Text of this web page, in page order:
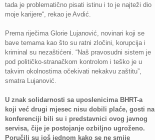
tada je problematično pisati istinu i to je najteži dio
moje karijere“, rekao je Avdić.
Prema riječima Glorie Lujanović, novinari koji se
bave temama kao što su ratni zločini, korupcija i
kriminal su nezaštićeni. “Naš pravosudni sistem je
pod političko-stranačkom kontrolom i teško je u
takvim okolnostima očekivati nekakvu zaštitu”,
smatra Lujanović.
U znak solidarnosti sa uposlenicima BHRT-a
koji već drugi mjesec nisu dobili plaće, gosti na
konferenciji bili su i predstavnici ovog javnog
servisa, čije je postojanje ozbiljno ugroženo.
Poručili su još jednom kako se ne smije